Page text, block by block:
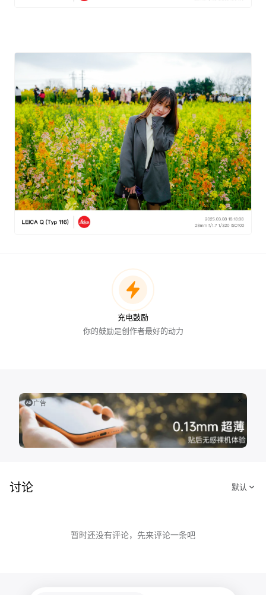
充电鼓励
你的鼓励是创作者最好的动力
广告
讨论
暂时还没有评论，先来评论一条吧